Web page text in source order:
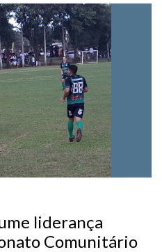
liderança
Comunitário